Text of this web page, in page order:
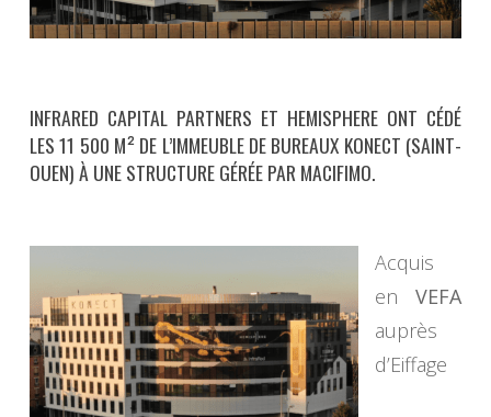
INFRARED CAPITAL PARTNERS ET HEMISPHERE ONT CÉDÉ
LES 11 500 M²DE L’IMMEUBLE DE BUREAUX KONECT (SAINT-
OUEN) À UNE STRUCTURE GÉRÉE PAR MACIFIMO.
Acquis
enVEFA
auprès
d’Eiffage